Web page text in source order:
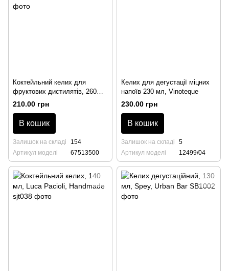
Коктейльний келих для
фруктових дистилятів, 260
мл, Bar, Rona
210.00 грн
В кошик
Залишок на складі
154
Артикул моделі
67513500
Келих для дегустації міцних
напоїв 230 мл, Vinoteque
230.00 грн
В кошик
Залишок на складі
5
Артикул моделі
12499/04